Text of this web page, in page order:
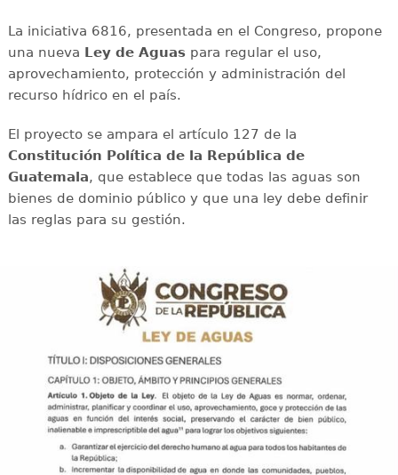
La iniciativa 6816, presentada en el Congreso, propone
una nueva Ley de Aguaspara regular el uso,
aprovechamiento, protección y administración del
recurso hídrico en el país.
El proyecto se ampara el artículo 127 de la
Constitución Política de la República de
Guatemala, que establece que todas las aguas son
bienes de dominio público y que una ley debe definir
las reglas para su gestión.